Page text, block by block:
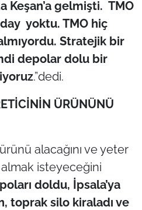
Keşan’a gelmişti. TMO
yoktu. TMO hiç
Stratejik bir
depolar dolu bir
.”dedi.
ÜRÜNÜNÜ
alacağını ve yeter
isteyeceğini
doldu, İpsala’ya
toprak silo kiraladı ve